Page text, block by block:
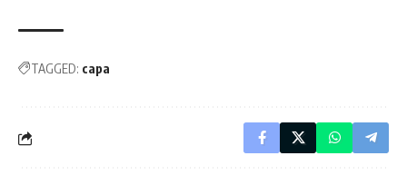
TAGGED: capa